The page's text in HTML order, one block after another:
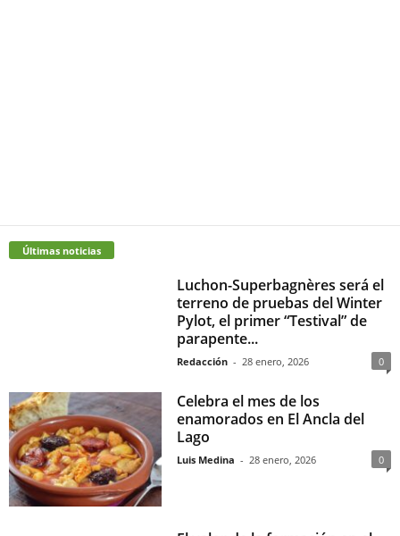
Últimas noticias
Luchon-Superbagnères será el
terreno de pruebas del Winter
Pylot, el primer “Testival” de
parapente...
Redacción - 28 enero, 2026 0
Celebra el mes de los
enamorados en El Ancla del
Lago
Luis Medina - 28 enero, 2026 0